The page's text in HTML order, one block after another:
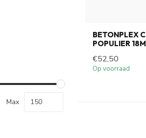
Max
BETONPLEX
POPULIER
€52,50
Op voorraad